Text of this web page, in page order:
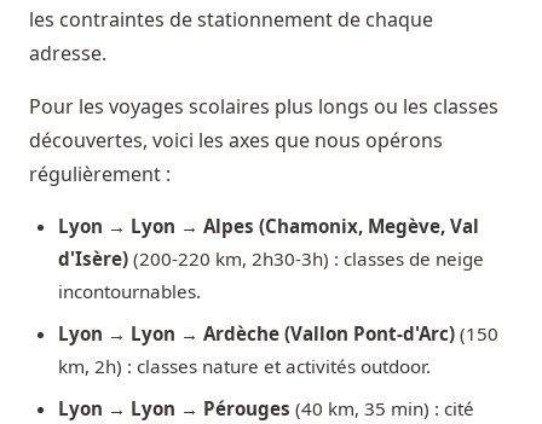
les contraintes de stationnement de chaque
adresse.
Pour les voyages scolaires plus longs ou les classes
découvertes, voici les axes que nous opérons
régulièrement :
Lyon → Lyon → Alpes (Chamonix, Megève, Val
d'Isère) (200-220 km, 2h30-3h) : classes de neige
incontournables.
Lyon → Lyon → Ardèche (Vallon Pont-d'Arc) (150
km, 2h) : classes nature et activités outdoor.
Lyon → Lyon → Pérouges (40 km, 35 min) : cité